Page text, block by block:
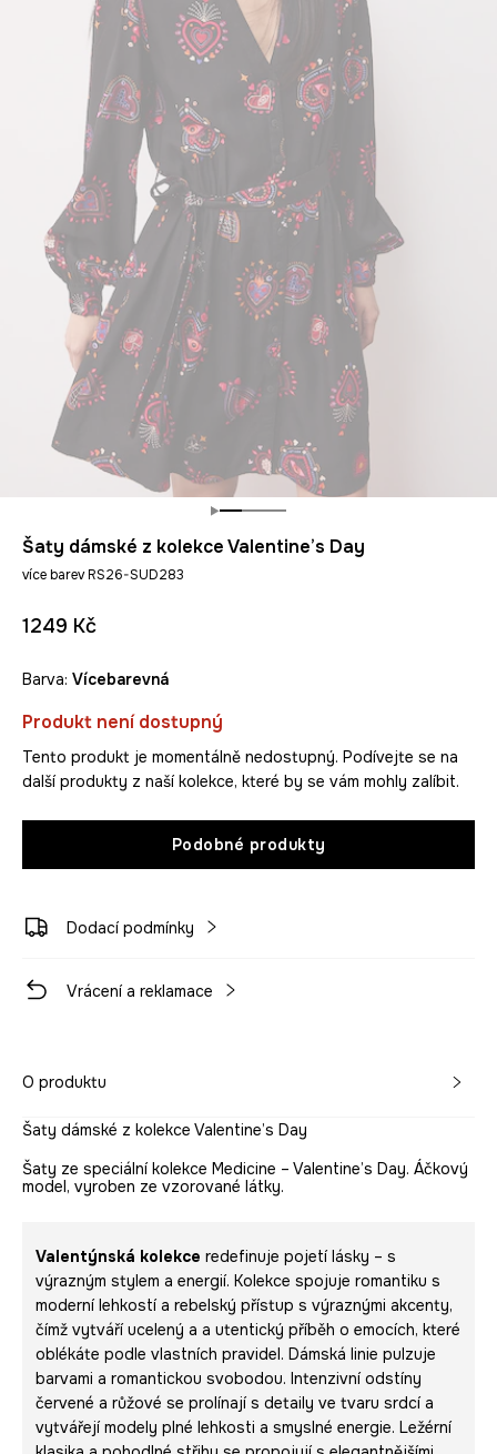
Šaty dámské z kolekce Valentine’s Day
více barev RS26-SUD283
1249 Kč
Barva: vícebarevná
Produkt není dostupný
Tento produkt je momentálně nedostupný. Podívejte se na
další produkty z naší kolekce, které by se vám mohly zalíbit.
Podobné produkty
Dodací podmínky
Vrácení a reklamace
O produktu
Šaty dámské z kolekce Valentine’s Day
Šaty ze speciální kolekce Medicine – Valentine’s Day. Áčkový
model, vyroben ze vzorované látky.
Valentýnská kolekce redefinuje pojetí lásky – s
výrazným stylem a energií. Kolekce spojuje romantiku s
moderní lehkostí a rebelský přístup s výraznými akcenty,
čímž vytváří ucelený a a utentický příběh o emocích, které
oblékáte podle vlastních pravidel. Dámská linie pulzuje
barvami a romantickou svobodou. Intenzivní odstíny
červené a růžové se prolínají s detaily ve tvaru srdcí a
vytvářejí modely plné lehkosti a smyslné energie. Ležérní